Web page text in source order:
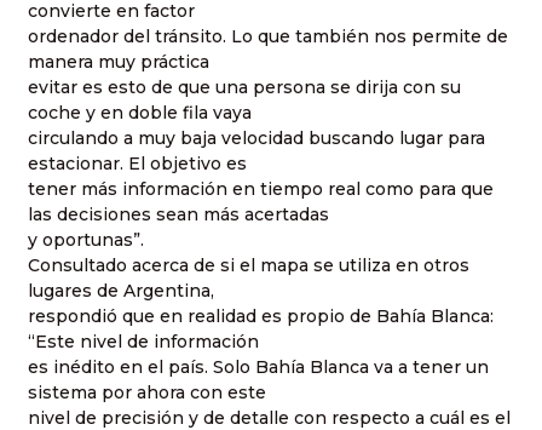
convierte en factor
ordenador del tránsito. Lo que también nos permite de
manera muy práctica
evitar es esto de que una persona se dirija con su
coche y en doble fila vaya
circulando a muy baja velocidad buscando lugar para
estacionar. El objetivo es
tener más información en tiempo real como para que
las decisiones sean más acertadas
y oportunas”.
Consultado acerca de si el mapa se utiliza en otros
lugares de Argentina,
respondió que en realidad es propio de Bahía Blanca:
“Este nivel de información
es inédito en el país. Solo Bahía Blanca va a tener un
sistema por ahora con este
nivel de precisión y de detalle con respecto a cuál es el